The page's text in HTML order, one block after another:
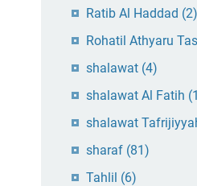
Ratib Al Haddad (2)
Rohatil Athyaru
shalawat (4)
shalawat Al Fatih
shalawat
sharaf (81)
Tahlil (6)